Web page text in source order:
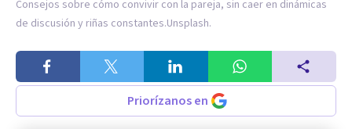
Consejos sobre cómo convivir con la pareja, sin caer en dinámicas
de discusión y riñas constantes.Unsplash.
Priorízanos en